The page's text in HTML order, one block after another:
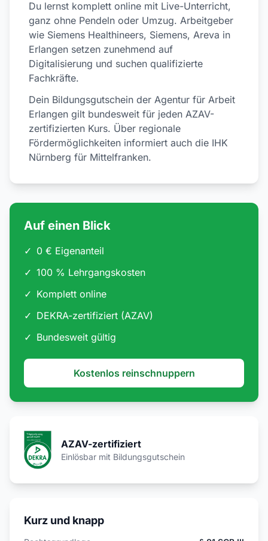
Du lernst komplett online mit Live-Unterricht,
ganz ohne Pendeln oder Umzug. Arbeitgeber
wie Siemens Healthineers, Siemens, Areva in
Erlangen setzen zunehmend auf
Digitalisierung und suchen qualifizierte
Fachkräfte.
Dein Bildungsgutschein der Agentur für Arbeit
Erlangen gilt bundesweit für jeden AZAV-
zertifizierten Kurs. Über regionale
Fördermöglichkeiten informiert auch die IHK
Nürnberg für Mittelfranken.
Auf einen Blick
✓ 0 € Eigenanteil
✓ 100 % Lehrgangskosten
✓ Komplett online
✓ DEKRA-zertifiziert (AZAV)
✓ Bundesweit gültig
Kostenlos reinschnuppern
AZAV-zertifiziert
Einlösbar mit Bildungsgutschein
Kurz und knapp